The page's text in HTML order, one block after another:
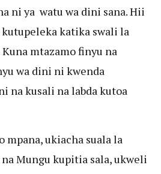
ni ya watu wa dini sana. Hii
katika swali la
mtazamo finyu na
wa dini ni kwenda
na kusali na labda kutoa
mpana, ukiacha suala la
Mungu kupitia sala, ukweli